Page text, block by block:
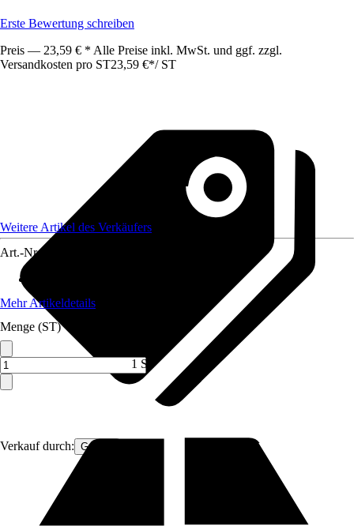
Erste Bewertung schreiben
Preis — 23,59 € * Alle Preise inkl. MwSt. und ggf. zzgl.
Versandkosten pro ST23,59 €*/ ST
Verkauf durch: GarPet
Weitere Artikel des Verkäufers
Art.-Nr.
Mehr Artikeldetails
Menge (ST)
1 ST